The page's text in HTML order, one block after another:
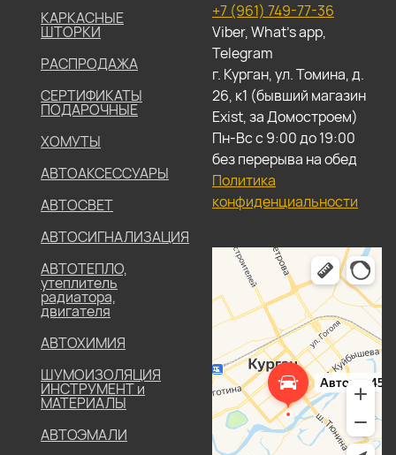
КАРКАСНЫЕ
ШТОРКИ
РАСПРОДАЖА
СЕРТИФИКАТЫ
ПОДАРОЧНЫЕ
ХОМУТЫ
АВТОАКСЕССУАРЫ
АВТОСВЕТ
АВТОСИГНАЛИЗАЦИЯ
АВТОТЕПЛО,
утеплитель
радиатора,
двигателя
АВТОХИМИЯ
ШУМОИЗОЛЯЦИЯ
ИНСТРУМЕНТ и
МАТЕРИАЛЫ
АВТОЭМАЛИ
+7 (961) 749-77-36
Viber, What's app,
Telegram
г. Курган, ул. Томина, д.
26, к1 (бывший магазин
Exist, за Домостроем)
Пн-Вс с 9:00 до 19:00
без перерыва на обед
Политика
конфиденциальности